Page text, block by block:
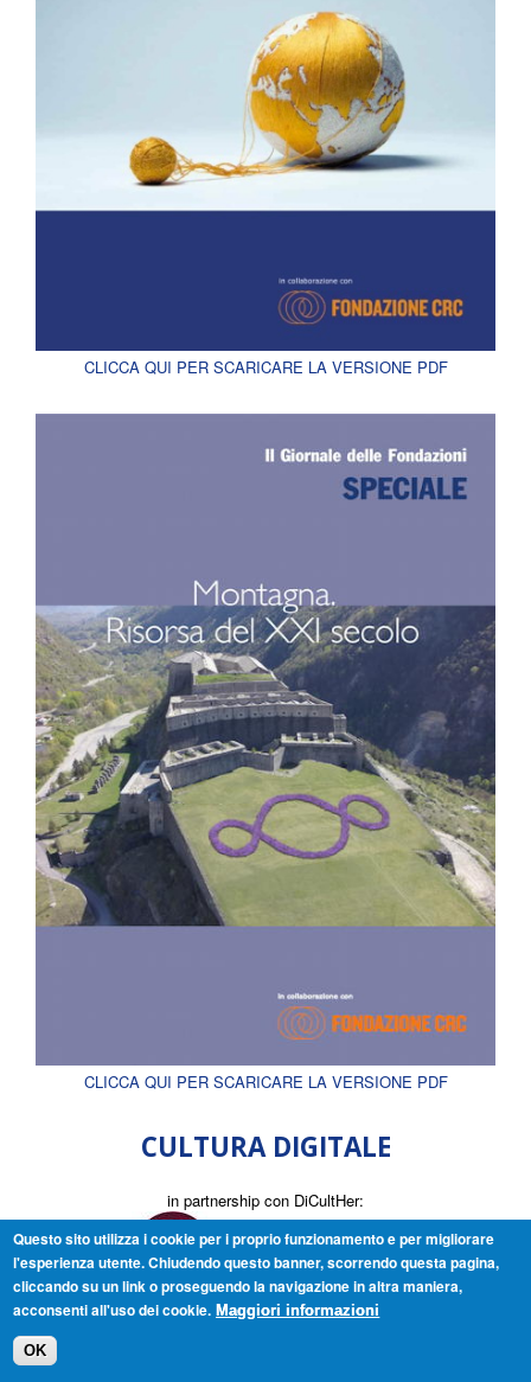
CLICCA QUI PER SCARICARE LA VERSIONE PDF
CLICCA QUI PER SCARICARE LA VERSIONE PDF
CULTURA DIGITALE
in partnership con DiCultHer:
ARCHIVIO MENSILE
Questo sito utilizza i cookie per i proprio funzionamento e per migliorare
l'esperienza utente. Chiudendo questo banner, scorrendo questa pagina,
cliccando su un link o proseguendo la navigazione in altra maniera,
acconsenti all'uso dei cookie. Maggiori informazioni
OK